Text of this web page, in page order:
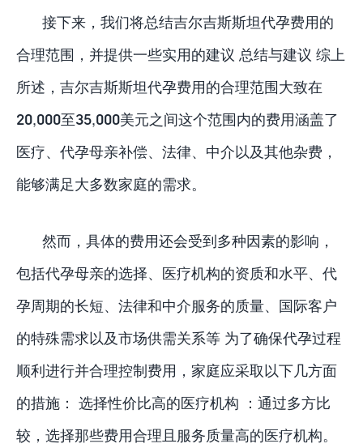
接下来，我们将总结吉尔吉斯斯坦代孕费用的
合理范围，并提供一些实用的建议 总结与建议 综上
所述，吉尔吉斯斯坦代孕费用的合理范围大致在
20,000至35,000美元之间这个范围内的费用涵盖了
医疗、代孕母亲补偿、法律、中介以及其他杂费，
能够满足大多数家庭的需求。
然而，具体的费用还会受到多种因素的影响，
包括代孕母亲的选择、医疗机构的资质和水平、代
孕周期的长短、法律和中介服务的质量、国际客户
的特殊需求以及市场供需关系等 为了确保代孕过程
顺利进行并合理控制费用，家庭应采取以下几方面
的措施： 选择性价比高的医疗机构 ：通过多方比
较，选择那些费用合理且服务质量高的医疗机构。